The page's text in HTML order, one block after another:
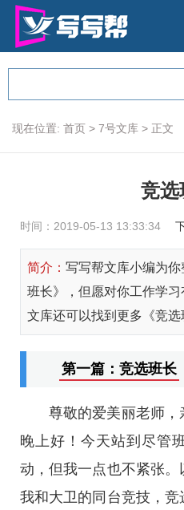
现在位置: 首页 > 7号文库 > 正文
竞选
时间：2019-05-13 13:33:34
简介： 写写帮文库小编为
班长》，但愿对你工作学
文库还可以找到更多《竞选
第一篇：竞选班长
尊敬的爱美丽老师
晚上好！今天站到尽管
动，但我一点也不紧张。
我和大卫的同台竞技，